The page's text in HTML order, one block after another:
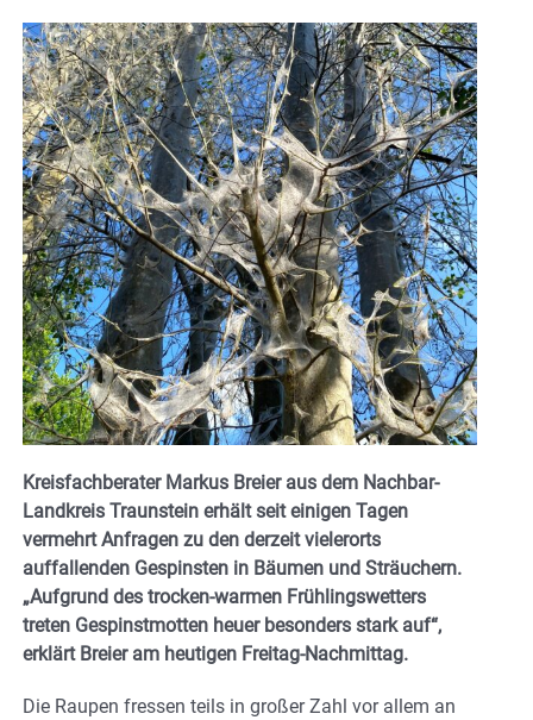
Kreisfachberater Markus Breier aus dem Nachbar-
Landkreis Traunstein erhält seit einigen Tagen
vermehrt Anfragen zu den derzeit vielerorts
auffallenden Gespinsten in Bäumen und Sträuchern.
„Aufgrund des trocken-warmen Frühlingswetters
treten Gespinstmotten heuer besonders stark auf“,
erklärt Breier am heutigen Freitag-Nachmittag.
Die Raupen fressen teils in großer Zahl vor allem an